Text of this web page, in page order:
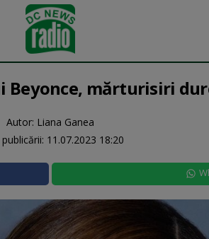
Beyonce, mărturisiri
Autor: Liana Ganea
11.07.2023 18:20